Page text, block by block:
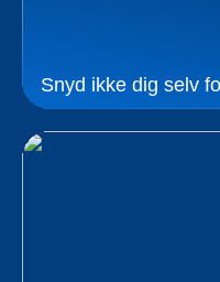
Snyd ikke dig selv